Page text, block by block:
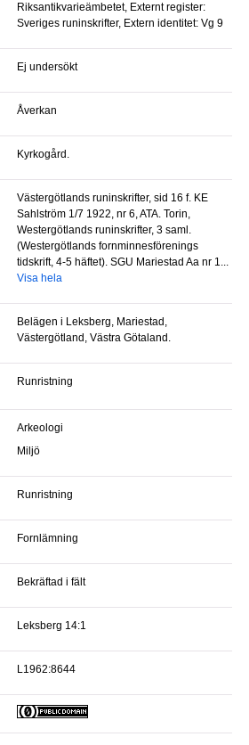
Riksantikvarieämbetet, Externt register:
Sveriges runinskrifter, Extern identitet: Vg 9
Ej undersökt
Åverkan
Kyrkogård.
Västergötlands runinskrifter, sid 16 f. KE
Sahlström 1/7 1922, nr 6, ATA. Torin,
Westergötlands runinskrifter, 3 saml.
(Westergötlands fornminnesförenings
tidskrift, 4-5 häftet). SGU Mariestad Aa nr 1...
Visa hela
Belägen i Leksberg, Mariestad,
Västergötland, Västra Götaland.
Runristning
Arkeologi
Miljö
Runristning
Fornlämning
Bekräftad i fält
Leksberg 14:1
L1962:8644